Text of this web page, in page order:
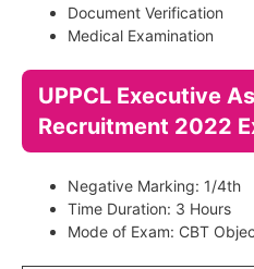
Document Verification
Medical Examination
UPPCL Executive
Recruitment 2022
Negative Marking: 1/4th
Time Duration: 3 Hours
Mode of Exam: CBT